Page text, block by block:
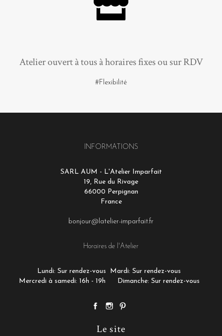
Atelier ouvert à tous à horaires fixes ou sur RDV
#Flexibilité
INFORMATIONS
SARL AUM - L'Atelier Imparfait
19, Rue du Rivage
66000 Perpignan
France
bonjour@latelier-imparfait.fr
Horaires de l'Atelier
Lundi: Sur rendez-vous
Mardi: Sur rendez-vous
Mercredi à samedi: 16h - 19h
Dimanche: Sur rendez-vous
Le site